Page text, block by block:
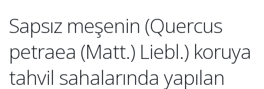
Sapsız meşenin (Quercus
petraea (Matt.) Liebl.) koruya
tahvil sahalarında yapılan